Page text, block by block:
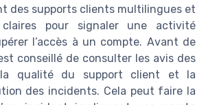
des supports clients multilingues et
claires pour signaler une activité
l’accès à un compte. Avant de
conseillé de consulter les avis des
qualité du support client et la
des incidents. Cela peut faire la